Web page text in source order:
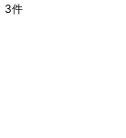
3件